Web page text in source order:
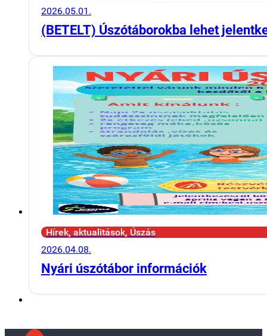
2026.05.01.
(BETELT) Úszótáborokba lehet
Hírek, aktualitások, Úszás
2026.04.08.
Nyári úszótábor információk